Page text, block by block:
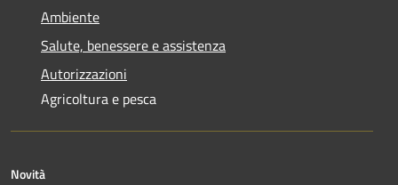
Ambiente
Salute, benessere e assistenza
Autorizzazioni
Agricoltura e pesca
Novità